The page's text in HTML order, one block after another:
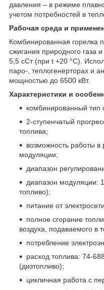
давления – в режиме
учетом потребностей в
Рабочая среда и
Комбинированная горелка
сжигания природного газа
5,5 сСт (при t +20 °С).
паро-, теплогенерторах и
мощностью до 6500 кВт.
Характеристики и
комбинированный тип
2-ступенчатый
топлива;
возможность работы
модуляции;
диапазон
диапазон модуляции:
топливо);
питание от
полное сгорание
воздуха, подаваемого в
потребление
расход топлива: 74-
(дизтопливо);
цикличная работа с